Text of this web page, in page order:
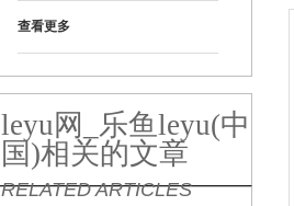
查看更多
leyu网_乐鱼leyu(中
国)相关的文章
RELATED ARTICLES